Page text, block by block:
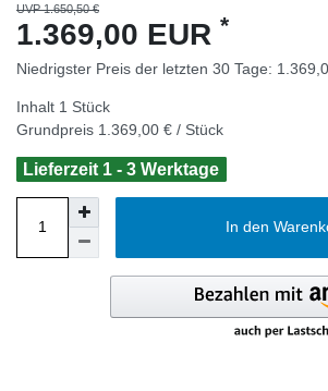
UVP 1.650,50 €
1.369,00 EUR *
Niedrigster Preis der letzten 30 Tage:
Inhalt 1 Stück
Grundpreis 1.369,00 € / Stück
Lieferzeit 1 - 3 Werktage
In den